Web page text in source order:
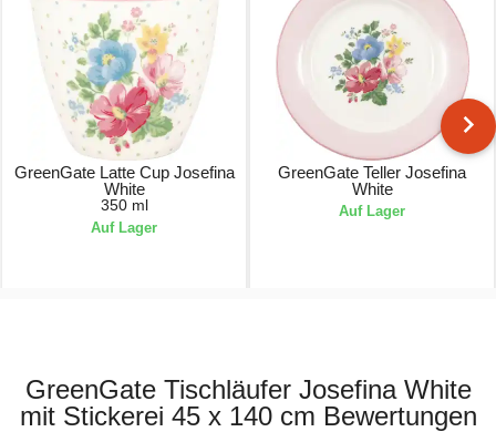
GreenGate Latte Cup Josefina
White
350 ml
Auf Lager
GreenGate Teller Josefina
White
Auf Lager
GreenGate Tischläufer Josefina White
mit Stickerei 45 x 140 cm Bewertungen